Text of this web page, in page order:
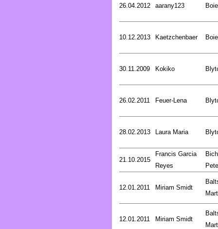
26.04.2012 aarany123
10.12.2013 Kaetzchenbaer
30.11.2009 Kokiko
26.02.2011 Feuer-Lena
28.02.2013 Laura Maria
21.10.2015
Francis Garcia
Reyes
12.01.2011 Miriam Smidt
12.01.2011 Miriam Smidt